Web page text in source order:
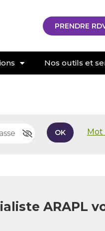
PRENDRE
Nos outils et
OK Mot
ARAPL